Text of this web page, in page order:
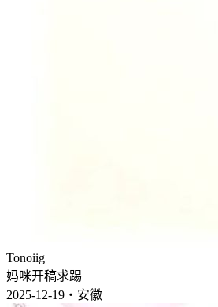
Tonoiig
妈咪开稿求踢
2025-12-19・安徽